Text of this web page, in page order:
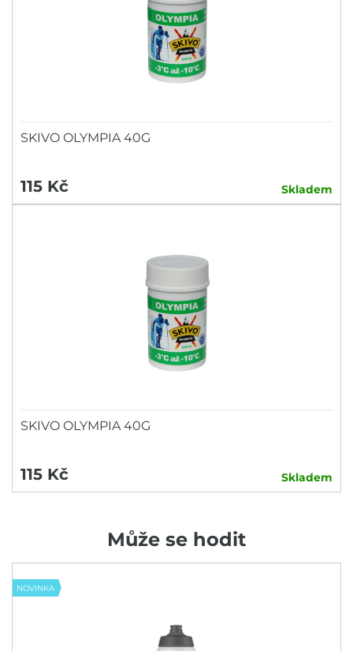
SKIVO OLYMPIA 40G
115 Kč Skladem
SKIVO OLYMPIA 40G
115 Kč Skladem
Může se hodit
NOVINKA